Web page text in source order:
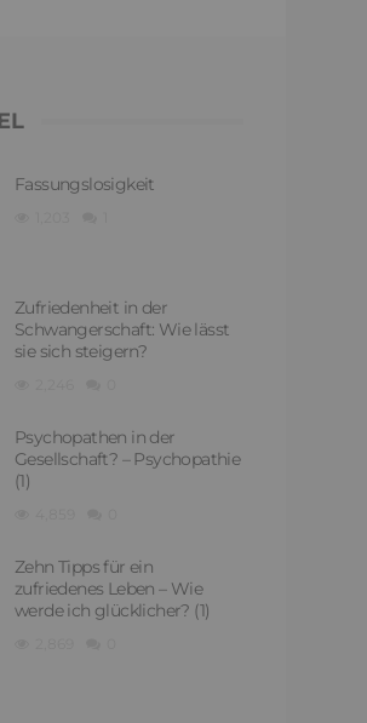
Fassungslosigkeit
Zufriedenheit in der
Schwangerschaft: Wie lässt
sie sich steigern?
Psychopathen in der
Gesellschaft? – Psychopathie
(1)
Zehn Tipps für ein
zufriedenes Leben – Wie
werde ich glücklicher? (1)